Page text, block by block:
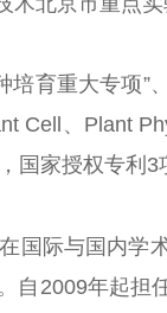
培育重大专项”
Cell、 Plant
国家授权专利 3
国际与国内学
自 2009年起担